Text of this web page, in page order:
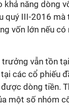
khả năng dòng
quý III-2016 mà
vốn lớn nếu
vẫn tồn
các cổ phiếu
dòng tiền.
một số nhóm